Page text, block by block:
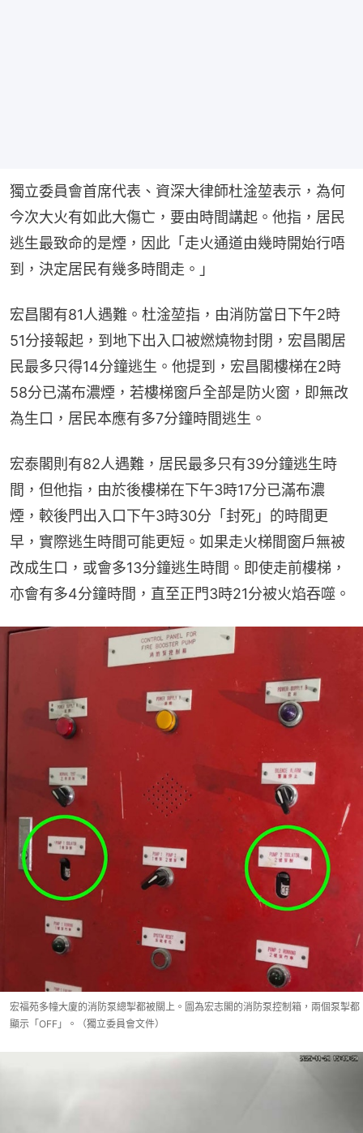
獨立委員會首席代表、資深大律師杜淦堃表示，為何
今次大火有如此大傷亡，要由時間講起。他指，居民
逃生最致命的是煙，因此「走火通道由幾時開始行唔
到，決定居民有幾多時間走。」
宏昌閣有81人遇難。杜淦堃指，由消防當日下午2時
51分接報起，到地下出入口被燃燒物封閉，宏昌閣居
民最多只得14分鐘逃生。他提到，宏昌閣樓梯在2時
58分已滿布濃煙，若樓梯窗戶全部是防火窗，即無改
為生口，居民本應有多7分鐘時間逃生。
宏泰閣則有82人遇難，居民最多只有39分鐘逃生時
間，但他指，由於後樓梯在下午3時17分已滿布濃
煙，較後門出入口下午3時30分「封死」的時間更
早，實際逃生時間可能更短。如果走火梯間窗戶無被
改成生口，或會多13分鐘逃生時間。即使走前樓梯，
亦會有多4分鐘時間，直至正門3時21分被火焰吞噬。
宏福苑多幢大廈的消防泵總掣都被關上。圖為宏志閣的消防泵控制箱，兩個泵掣都
顯示「OFF」。（獨立委員會文件）